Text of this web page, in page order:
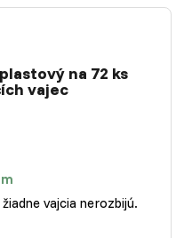
na 72 ks
vajec
vajcia nerozbijú.